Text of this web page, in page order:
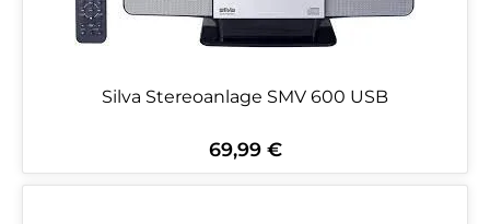
Silva Stereoanlage SMV 600 USB
Regulärer Preis:
69,99 €